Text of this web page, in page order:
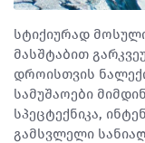
სტიქიურად
მასშტაბით
დროისთვის
სამუშაოები
სპეცტექნიკა,
გამსვლელი